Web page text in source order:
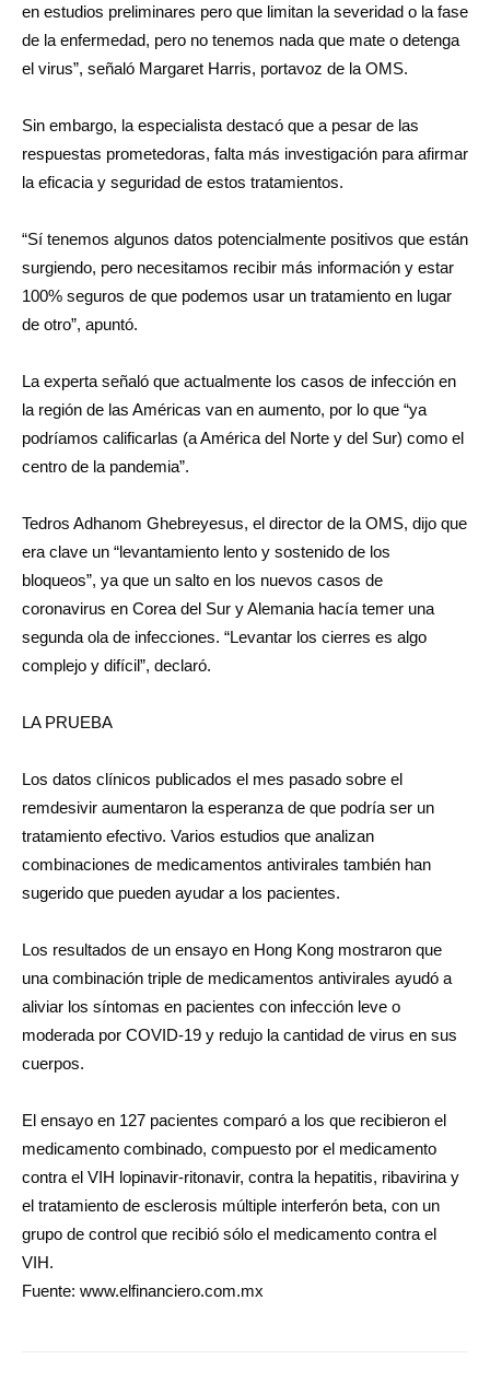
en estudios preliminares pero que limitan la severidad o la fase
de la enfermedad, pero no tenemos nada que mate o detenga
el virus”, señaló Margaret Harris, portavoz de la OMS.
Sin embargo, la especialista destacó que a pesar de las
respuestas prometedoras, falta más investigación para afirmar
la eficacia y seguridad de estos tratamientos.
“Sí tenemos algunos datos potencialmente positivos que están
surgiendo, pero necesitamos recibir más información y estar
100% seguros de que podemos usar un tratamiento en lugar
de otro”, apuntó.
La experta señaló que actualmente los casos de infección en
la región de las Américas van en aumento, por lo que “ya
podríamos calificarlas (a América del Norte y del Sur) como el
centro de la pandemia”.
Tedros Adhanom Ghebreyesus, el director de la OMS, dijo que
era clave un “levantamiento lento y sostenido de los
bloqueos”, ya que un salto en los nuevos casos de
coronavirus en Corea del Sur y Alemania hacía temer una
segunda ola de infecciones. “Levantar los cierres es algo
complejo y difícil”, declaró.
LA PRUEBA
Los datos clínicos publicados el mes pasado sobre el
remdesivir aumentaron la esperanza de que podría ser un
tratamiento efectivo. Varios estudios que analizan
combinaciones de medicamentos antivirales también han
sugerido que pueden ayudar a los pacientes.
Los resultados de un ensayo en Hong Kong mostraron que
una combinación triple de medicamentos antivirales ayudó a
aliviar los síntomas en pacientes con infección leve o
moderada por COVID-19 y redujo la cantidad de virus en sus
cuerpos.
El ensayo en 127 pacientes comparó a los que recibieron el
medicamento combinado, compuesto por el medicamento
contra el VIH lopinavir-ritonavir, contra la hepatitis, ribavirina y
el tratamiento de esclerosis múltiple interferón beta, con un
grupo de control que recibió sólo el medicamento contra el
VIH.
Fuente: www.elfinanciero.com.mx